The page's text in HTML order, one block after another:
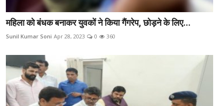
महिला को बंधक बनाकर युवकों ने किया गैंगरेप, छोड़ने के लिए...
Sunil Kumar Soni Apr 28, 2023 0 360